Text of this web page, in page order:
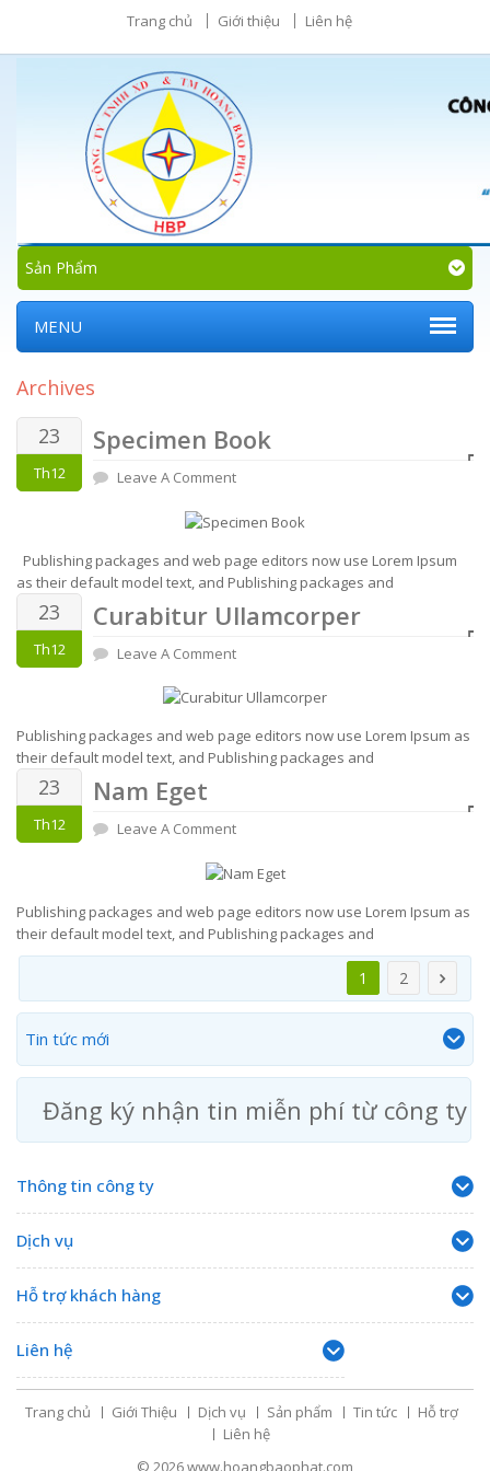
Trang chủ Giới thiệu Liên hệ
Sản Phẩm
MENU
Archives
23
Th12
Specimen Book
Leave A Comment
Publishing packages and web page editors now use Lorem Ipsum
as their default model text, and Publishing packages and
23
Th12
Curabitur Ullamcorper
Leave A Comment
Publishing packages and web page editors now use Lorem Ipsum as
their default model text, and Publishing packages and
23
Th12
Nam Eget
Leave A Comment
Publishing packages and web page editors now use Lorem Ipsum as
their default model text, and Publishing packages and
1 2
Tin tức mới
Đăng ký nhận tin miễn phí từ công ty
Thông tin công ty
Dịch vụ
Hỗ trợ khách hàng
Liên hệ
Trang chủ Giới Thiệu Dịch vụ Sản phẩm Tin tức
Hỗ trợ
Liên hệ
© 2026www.hoangbaophat.com